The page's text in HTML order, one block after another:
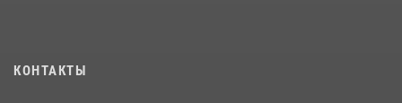
КОНТАКТЫ